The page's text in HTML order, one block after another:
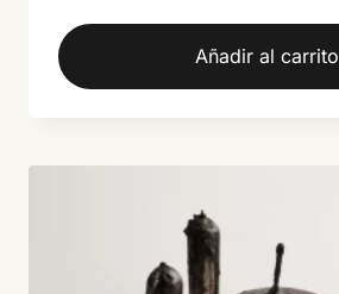
de 5
Añadir al carrito